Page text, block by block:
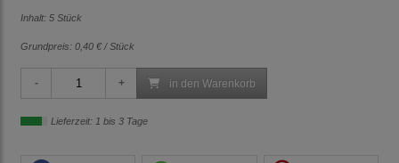
Inhalt: 5 Stück
Grundpreis: 0,40 € / Stück
in den Warenkorb
Lieferzeit: 1 bis 3 Tage